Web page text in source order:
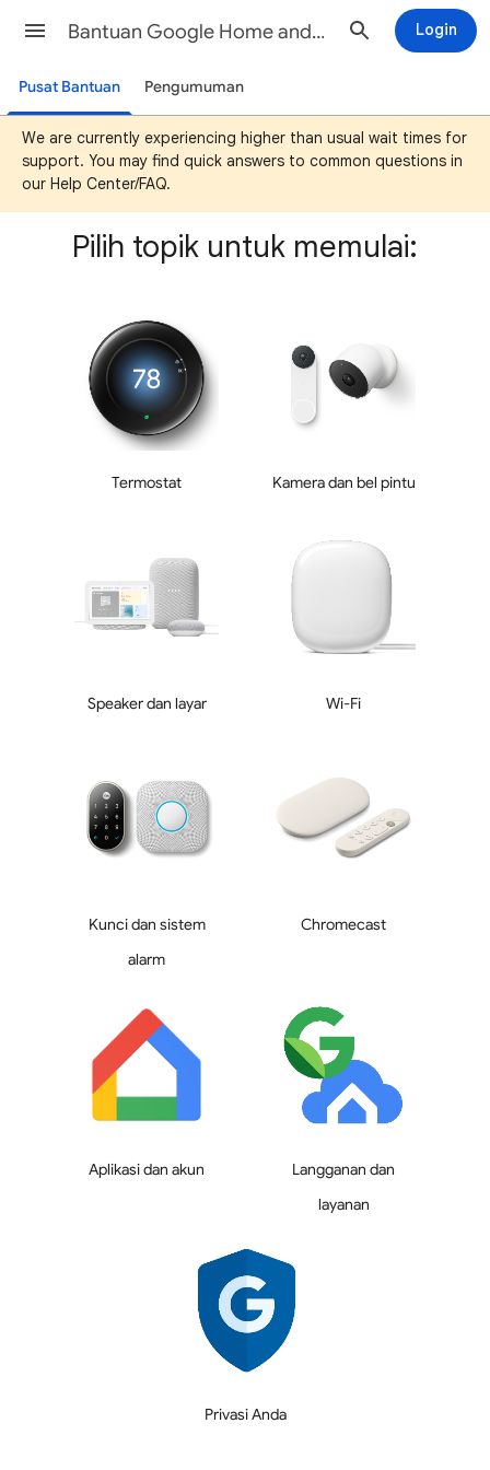
Bantuan Google Home and Nest Login
Pusat Bantuan Pengumuman
We are currently experiencing higher than usual wait times for
support. You may find quick answers to common questions in
our Help Center/FAQ.
Pilih topik untuk memulai:
Termostat Kamera dan bel pintu
Speaker dan layar Wi-Fi
Kunci dan sistem
alarm
Chromecast
Aplikasi dan akun
Langganan dan
layanan
Privasi Anda